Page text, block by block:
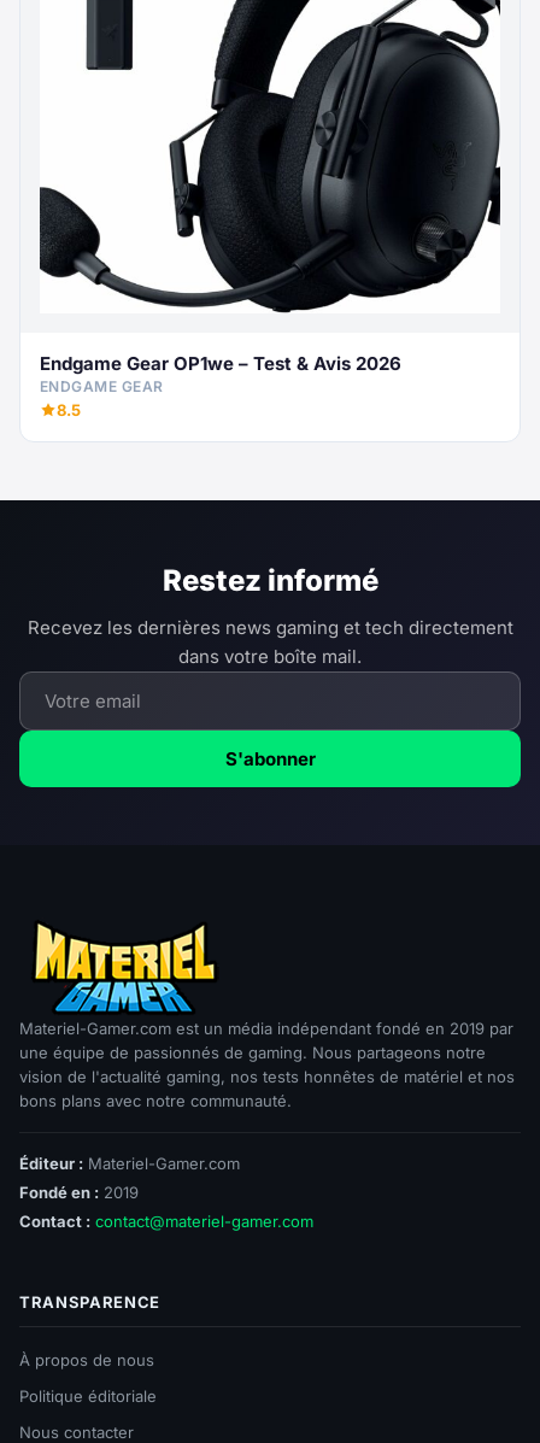
Endgame Gear OP1we – Test & Avis 2026
ENDGAME GEAR
8.5
Restez informé
Recevez les dernières news gaming et tech directement
dans votre boîte mail.
S'abonner
Materiel-Gamer.com est un média indépendant fondé en 2019 par
une équipe de passionnés de gaming. Nous partageons notre
vision de l'actualité gaming, nos tests honnêtes de matériel et nos
bons plans avec notre communauté.
Éditeur : Materiel-Gamer.com
Fondé en : 2019
Contact : contact@materiel-gamer.com
TRANSPARENCE
À propos de nous
Politique éditoriale
Nous contacter